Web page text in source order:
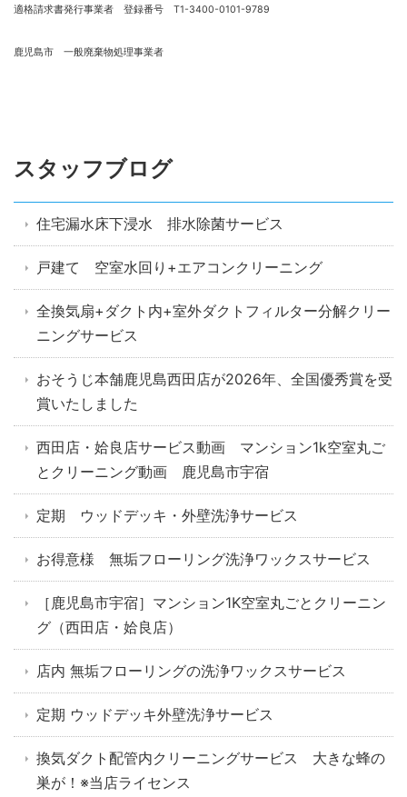
適格請求書発行事業者 登録番号 T1-3400-0101-9789
鹿児島市 一般廃棄物処理事業者
スタッフブログ
住宅漏水床下浸水 排水除菌サービス
戸建て 空室水回り+エアコンクリーニング
全換気扇+ダクト内+室外ダクトフィルター分解クリー
ニングサービス
おそうじ本舗鹿児島西田店が2026年、全国優秀賞を受
賞いたしました
西田店・姶良店サービス動画 マンション1k空室丸ご
とクリーニング動画 鹿児島市宇宿
定期 ウッドデッキ・外壁洗浄サービス
お得意様 無垢フローリング洗浄ワックスサービス
［鹿児島市宇宿］マンション1K空室丸ごとクリーニン
グ（西田店・姶良店）
店内 無垢フローリングの洗浄ワックスサービス
定期 ウッドデッキ外壁洗浄サービス
換気ダクト配管内クリーニングサービス 大きな蜂の
巣が！※当店ライセンス